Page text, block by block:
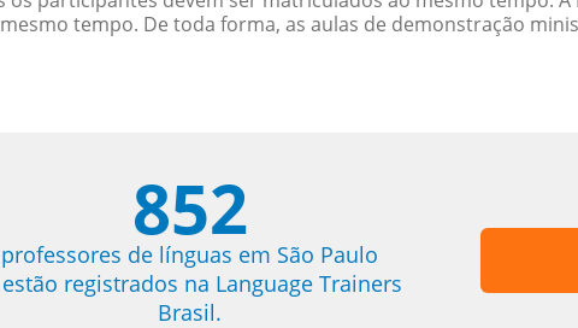
tempo. De toda forma, as aulas de demonstração
852
professores de línguas em São Paulo
registrados na Language Trainers
Brasil.